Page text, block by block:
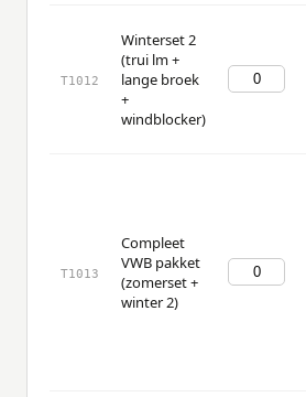
T1012
Winterset 2
(trui lm +
lange broek
+
windblocker)
T1013
Compleet
VWB pakket
(zomerset +
winter 2)